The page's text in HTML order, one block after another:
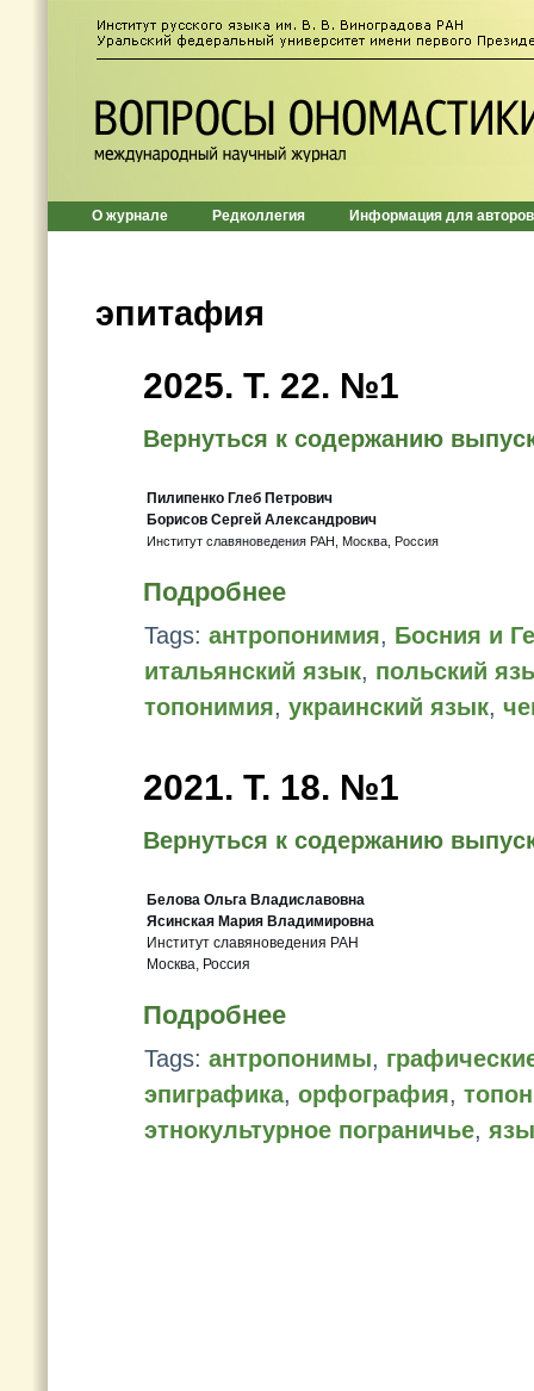
О журнале Редколлегия Информация для авторов
эпитафия
2025. Т. 22. №1
Вернуться к содержанию
Пилипенко Глеб Петрович
Борисов Сергей Александрович
Институт славяноведения РАН, Москва, Россия
Подробнее
Tags: антропонимия, Босния и
итальянский язык, польский
топонимия, украинский язык,
2021. Т. 18. №1
Вернуться к содержанию
Белова Ольга Владиславовна
Ясинская Мария Владимировна
Институт славяноведения РАН
Москва, Россия
Подробнее
Tags: антропонимы,
эпиграфика, орфография,
этнокультурное пограничье,